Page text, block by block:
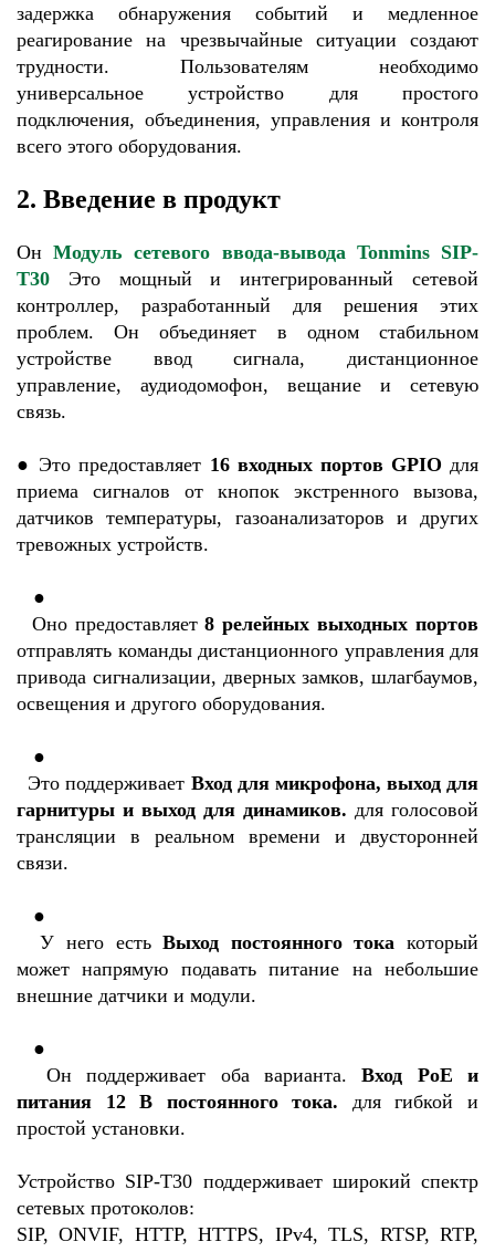
задержка обнаружения событий и медленное
реагирование на чрезвычайные ситуации создают
трудности. Пользователям необходимо
универсальное устройство для простого
подключения, объединения, управления и контроля
всего этого оборудования.
2. Введение в продукт
ОнМодуль сетевого ввода-вывода Tonmins SIP-
T30 Это мощный и интегрированный сетевой
контроллер, разработанный для решения этих
проблем. Он объединяет в одном стабильном
устройстве ввод сигнала, дистанционное
управление, аудиодомофон, вещание и сетевую
связь.
● Этопредоставляет 16 входных портов GPIO для
приема сигналов от кнопок экстренного вызова,
датчиков температуры, газоанализаторов и других
тревожных устройств.
Оно предоставляет8 релейных выходных портов
отправлять команды дистанционного управления для
привода сигнализации, дверных замков, шлагбаумов,
освещения и другого оборудования.
Это поддерживает Вход для микрофона, выход для
гарнитуры и выход для динамиков. для голосовой
трансляции в реальном времени и двусторонней
связи.
У него естьВыход постоянного тока который
может напрямую подавать питание на небольшие
внешние датчики и модули.
Он поддерживает оба варианта.Вход PoE и
питания 12 В постоянного тока. для гибкой и
простой установки.
Устройство SIP-T30 поддерживает широкий спектр
сетевых протоколов:
SIP, ONVIF, HTTP, HTTPS, IPv4, TLS, RTSP, RTP,